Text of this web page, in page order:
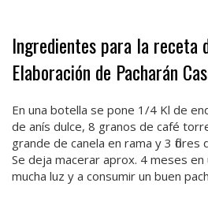
Ingredientes para la receta
Elaboración de Pacharán
En una botella se pone 1/4 Kl de
de anís dulce, 8 granos de café
grande de canela en rama y 3 flores
Se deja macerar aprox. 4 meses
mucha luz y a consumir un buen